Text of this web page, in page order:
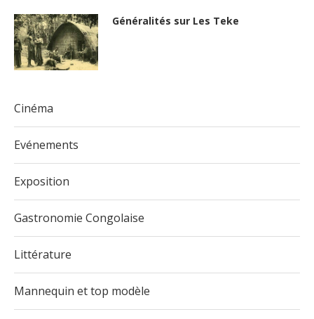
Généralités sur Les Teke
Cinéma
Evénements
Exposition
Gastronomie Congolaise
Littérature
Mannequin et top modèle